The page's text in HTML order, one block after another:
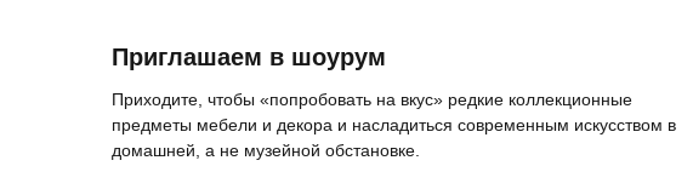
Приглашаем в шоурум
Приходите, чтобы «попробовать на вкус» редкие коллекционные
предметы мебели и декора и насладиться современным искусством в
домашней, а не музейной обстановке.